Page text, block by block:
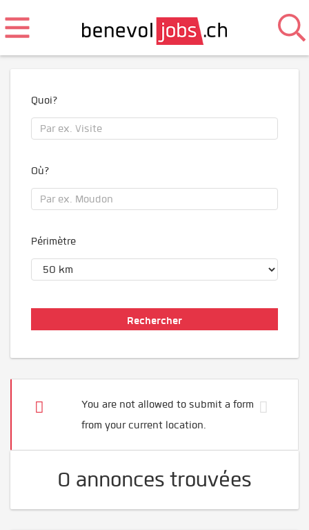
Quoi?
Où?
Périmètre
You are not allowed to submit a form
from your current location.
0 annonces trouvées